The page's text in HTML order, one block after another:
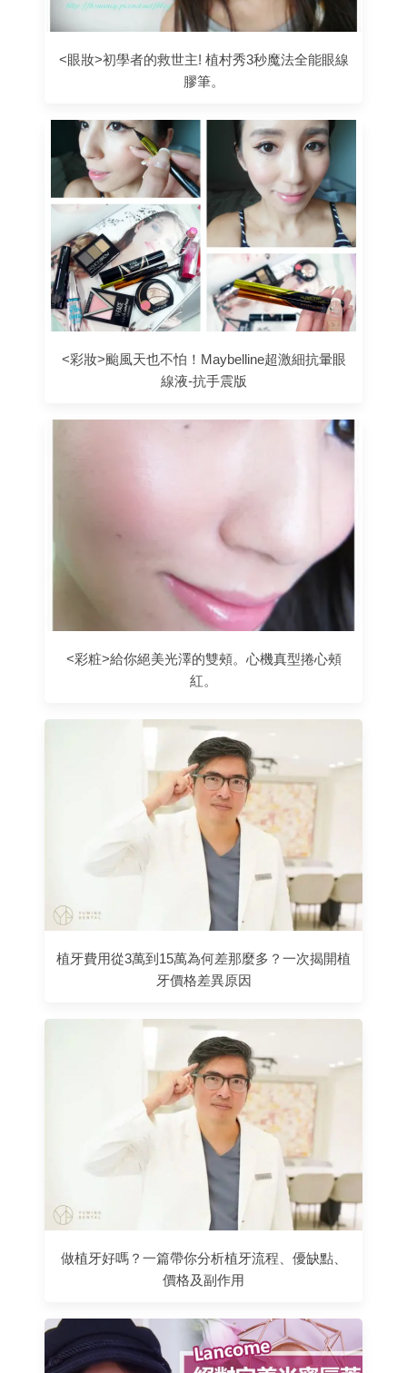
<眼妝>初學者的救世主! 植村秀3秒魔法全能眼線
膠筆。
<彩妝>颱風天也不怕！Maybelline超激細抗暈眼
線液-抗手震版
<彩粧>給你絕美光澤的雙頰。心機真型捲心頰
紅。
植牙費用從3萬到15萬為何差那麼多？一次揭開植
牙價格差異原因
做植牙好嗎？一篇帶你分析植牙流程、優缺點、
價格及副作用